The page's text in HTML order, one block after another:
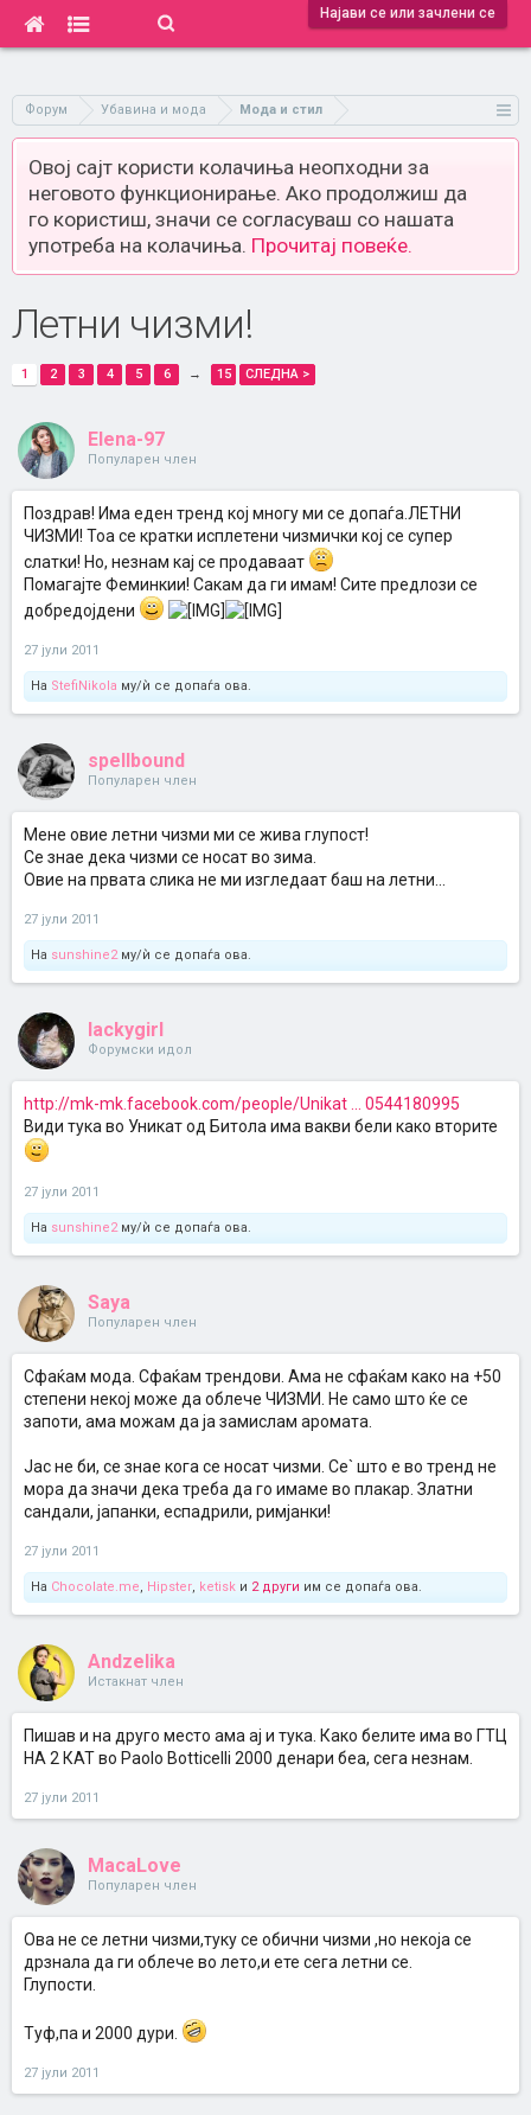
Најави се или зачлени се
Форум Убавина и мода Мода и стил
Овој сајт користи колачиња неопходни за
неговото функционирање. Ако продолжиш да
го користиш, значи се согласуваш со нашата
употреба на колачиња. Прочитај повеќе.
Летни чизми!
1 2 3 4 5 6 → 15 СЛЕДНА >
Elena-97
Популарен член
Поздрав! Има еден тренд кој многу ми се допаѓа.ЛЕТНИ
ЧИЗМИ! Тоа се кратки исплетени чизмички кој се супер
слатки! Но, незнам кај се продаваат
Помагајте Феминкии! Сакам да ги имам! Сите предлози се
добредојдени
27 јули 2011
На StefiNikola му/ѝ се допаѓа ова.
spellbound
Популарен член
Мене овие летни чизми ми се жива глупост!
Се знае дека чизми се носат во зима.
Овие на првата слика не ми изгледаат баш на летни...
27 јули 2011
На sunshine2му/ѝ се допаѓа ова.
lackygirl
Форумски идол
http://mk-mk.facebook.com/people/Unikat ... 0544180995
Види тука во Уникат од Битола има вакви бели како вторите
27 јули 2011
На sunshine2му/ѝ се допаѓа ова.
Saya
Популарен член
Сфаќам мода. Сфаќам трендови. Ама не сфаќам како на +50
степени некој може да облече ЧИЗМИ. Не само што ќе се
запоти, ама можам да ја замислам аромата.
Јас не би, се знае кога се носат чизми. Се` што е во тренд не
мора да значи дека треба да го имаме во плакар. Златни
сандали, јапанки, еспадрили, римјанки!
27 јули 2011
На Chocolate.me, Hipster, ketisk и 2 други им се допаѓа ова.
Andzelika
Истакнат член
Пишав и на друго место ама ај и тука. Како белите има во ГТЦ
НА 2 КАТ во Paolo Botticelli 2000 денари беа, сега незнам.
27 јули 2011
MacaLove
Популарен член
Oва не се летни чизми,туку се обични чизми ,но некоја се
дрзнала да ги облече во лето,и ете сега летни се.
Глупости.
Туф,па и 2000 дури.
27 јули 2011